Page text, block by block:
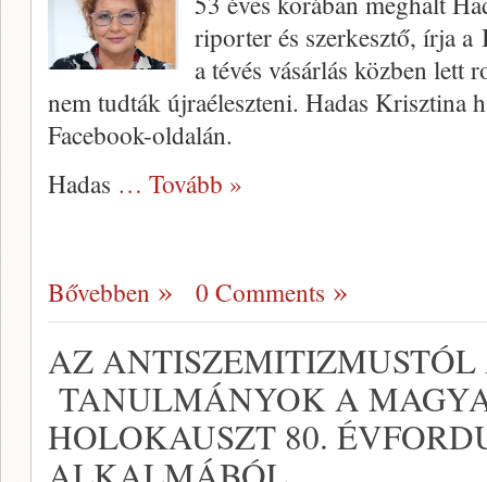
riporter és szerkesztő, írja
a tévés vásárlás közben lett
nem tudták újraéleszteni. Hadas Krisztina
Facebook-oldalán.
Hadas … Tovább »
Bővebben 0 Comments
AZ
TANULMÁNYOK A
HOLOKAUSZT 80.